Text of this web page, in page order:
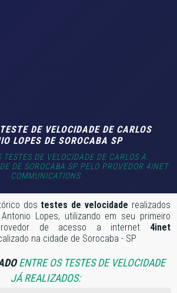
DE VELOCIDADE DE CARLOS
LOPES DE SOROCABA SP
TESTES DE VELOCIDADE DE CARLOS A.
DE SOROCABA SP PELO PROVEDOR 4INET
COMMUNICATIONS
dos testes de velocidade realizados
Lopes, utilizando em seu primeiro
de acesso a internet 4inet
na cidade de Sorocaba - SP
ENTRE OS TESTES DE VELOCIDADE
JÁ REALIZADOS: